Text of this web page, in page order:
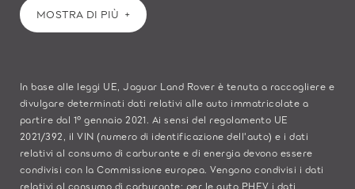
MOSTRA DI PIÙ
In base alle leggi UE, Jaguar Land Rover è tenuta a raccogliere e
divulgare determinati dati relativi alle auto immatricolate a
partire dal 1° gennaio 2021. Ai sensi del regolamento UE
2021/392, il VIN (numero di identificazione dell'auto) e i dati
relativi al consumo di carburante e di energia devono essere
condivisi con la Commissione europea. Vengono condivisi i dati
relativi al consumo di carburante; per le auto PHEV i dati